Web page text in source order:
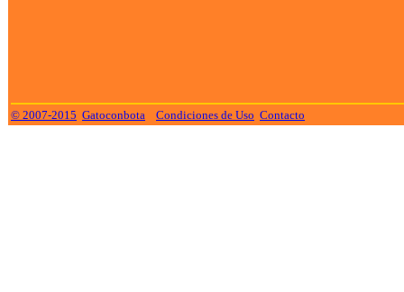
© 2007-2015 Gatoconbota Condiciones de Uso Contacto